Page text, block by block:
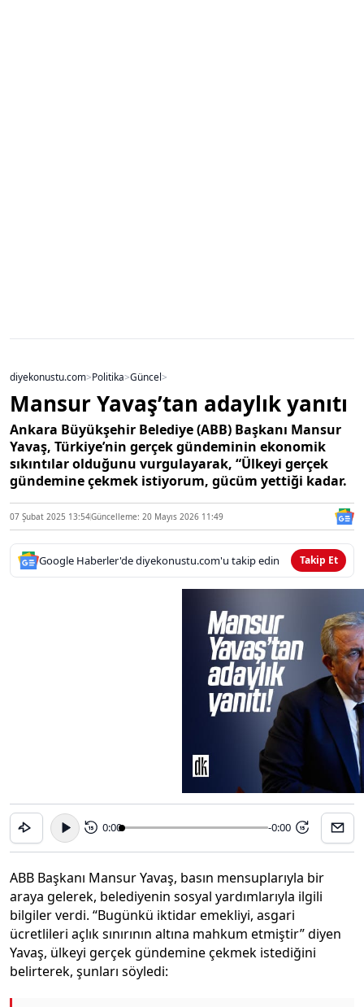
diyekonustu.com>Politika>Güncel>
Mansur Yavaş’tan adaylık yanıtı
Ankara Büyükşehir Belediye (ABB) Başkanı Mansur
Yavaş, Türkiye’nin gerçek gündeminin ekonomik
sıkıntılar olduğunu vurgulayarak, “Ülkeyi gerçek
gündemine çekmek istiyorum, gücüm yettiği kadar.
07 Şubat 2025 13:54Güncelleme: 20 Mayıs 2026 11:49
Google Haberler'de diyekonustu.com'u takip edin Takip Et
15 0:00 -0:00 15
ABB Başkanı Mansur Yavaş, basın mensuplarıyla bir
araya gelerek, belediyenin sosyal yardımlarıyla ilgili
bilgiler verdi. “Bugünkü iktidar emekliyi, asgari
ücretlileri açlık sınırının altına mahkum etmiştir” diyen
Yavaş, ülkeyi gerçek gündemine çekmek istediğini
belirterek, şunları söyledi: